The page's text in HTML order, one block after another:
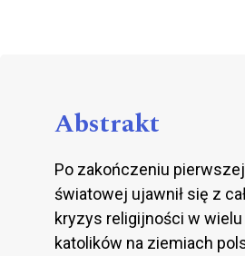
Abstrakt
Po zakończeniu
światowej ujawnił się z
kryzys religijności w
katolików na ziemiach